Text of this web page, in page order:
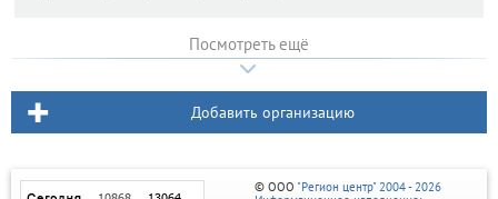
Посмотреть ещё
Добавить организацию
© ООО "Регион центр" 2004 - 2026